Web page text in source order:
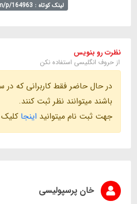
لینک کوتاه : https://arteshesorkh.com/p/164963
نظرت رو بنویس
از حروف انگلیسی استفاده نکن
در حال حاضر فقط کاربرانی که در
باشند میتوانند نظر ثبت کنند.
جهت ثبت نام میتوانید اینجا کلیک
خان پرسپولیسی